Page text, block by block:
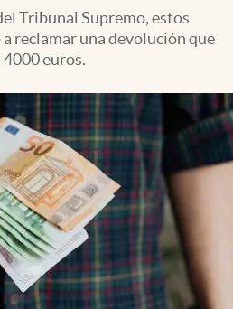
Tribunal Supremo, estos
reclamar una devolución que
euros.